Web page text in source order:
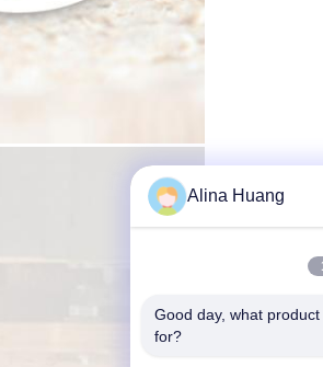
Alina Huang
Good day, what
for?